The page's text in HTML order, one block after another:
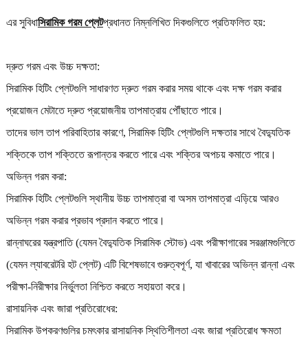
এর সুবিধাসিরামিক গরম প্লেটপ্রধানত নিম্নলিখিত দিকগুলিতে প্রতিফলিত হয়:
দ্রুত গরম এবং উচ্চ দক্ষতা:
সিরামিক হিটিং প্লেটগুলি সাধারণত দ্রুত গরম করার সময় থাকে এবং দক্ষ গরম করার
প্রয়োজন মেটাতে দ্রুত প্রয়োজনীয় তাপমাত্রায় পৌঁছাতে পারে।
তাদের ভাল তাপ পরিবাহিতার কারণে, সিরামিক হিটিং প্লেটগুলি দক্ষতার সাথে বৈদ্যুতিক
শক্তিকে তাপ শক্তিতে রূপান্তর করতে পারে এবং শক্তির অপচয় কমাতে পারে।
অভিন্ন গরম করা:
সিরামিক হিটিং প্লেটগুলি স্থানীয় উচ্চ তাপমাত্রা বা অসম তাপমাত্রা এড়িয়ে আরও
অভিন্ন গরম করার প্রভাব প্রদান করতে পারে।
রান্নাঘরের যন্ত্রপাতি (যেমন বৈদ্যুতিক সিরামিক স্টোভ) এবং পরীক্ষাগারের সরঞ্জামগুলিতে
(যেমন ল্যাবরেটরি হট প্লেট) এটি বিশেষভাবে গুরুত্বপূর্ণ, যা খাবারের অভিন্ন রান্না এবং
পরীক্ষা-নিরীক্ষার নির্ভুলতা নিশ্চিত করতে সহায়তা করে।
রাসায়নিক এবং জারা প্রতিরোধের:
সিরামিক উপকরণগুলির চমৎকার রাসায়নিক স্থিতিশীলতা এবং জারা প্রতিরোধ ক্ষমতা